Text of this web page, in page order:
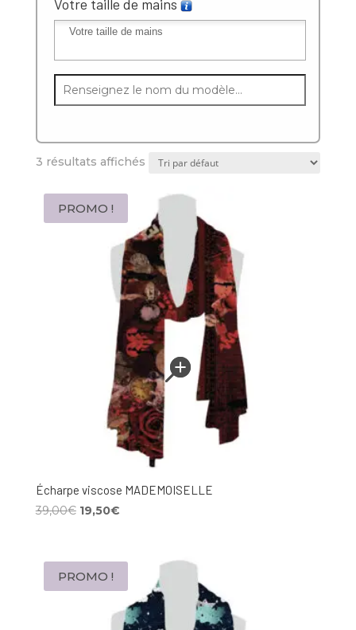
Votre taille de mains
3 résultats affichés
PROMO !
Écharpe viscose MADEMOISELLE
39,00€ Le
était :
39,00€.
19,50€Le
est :
19,50€.
PROMO !